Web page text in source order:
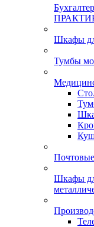
Шкафы
Тумбы
Шкафы